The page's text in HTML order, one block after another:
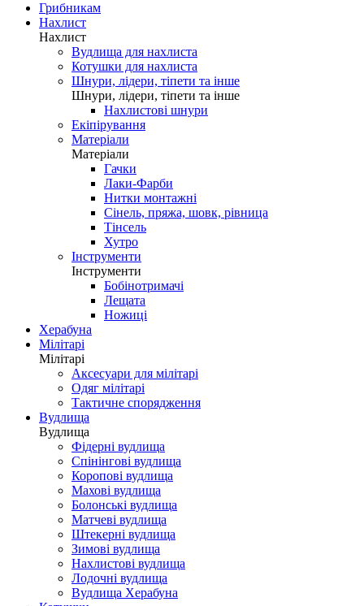
Грибникам
Нахлист
Нахлист
Вудлища для нахлиста
Котушки для нахлиста
Шнури, лідери, тіпети та інше
Шнури, лідери, тіпети та інше
Нахлистові шнури
Екіпірування
Матеріали
Матеріали
Гачки
Лаки-Фарби
Нитки монтажні
Сінель, пряжа, шовк, рівница
Тінсель
Хутро
Інструменти
Інструменти
Бобінотримачі
Лещата
Ножиці
Херабуна
Мілітарі
Мілітарі
Аксесуари для мілітарі
Одяг мілітарі
Тактичне спорядження
Вудлища
Вудлища
Фідерні вудлища
Спінінгові вудлища
Коропові вудлища
Махові вудлища
Болонські вудлища
Матчеві вудлища
Штекерні вудлища
Зимові вудлища
Нахлистові вудлища
Лодочні вудлища
Вудлища Херабуна